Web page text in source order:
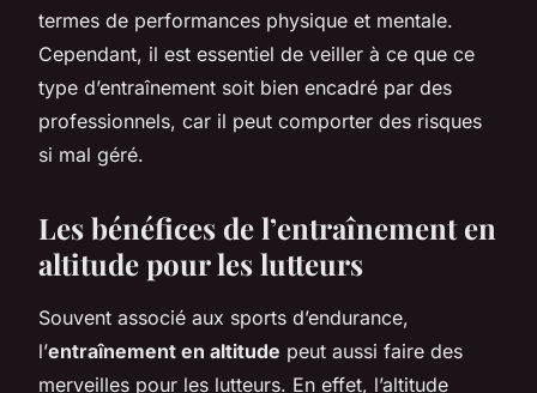
termes de performances physique et mentale.
Cependant, il est essentiel de veiller à ce que ce
type d’entraînement soit bien encadré par des
professionnels, car il peut comporter des risques
si mal géré.
Les bénéfices de l’entraînement en
altitude pour les lutteurs
Souvent associé aux sports d’endurance,
l’entraînement en altitude peut aussi faire des
merveilles pour les lutteurs. En effet, l’altitude